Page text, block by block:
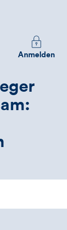
Melden
Sie
um
Anmelden